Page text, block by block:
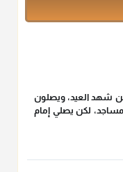
شهد العيد، ويصلون
لكن يصلي إمام